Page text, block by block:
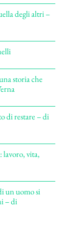
degli altri –
storia che
di restare – di
vita,
un uomo si
– di